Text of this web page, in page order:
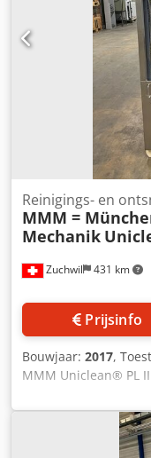
Zuchwil 431 km
Reinigings- en
MMM =
Mechanik
Prijsinfo
Bouwjaar: 2017,
MMM Uniclean® PL
desinfector (als
Productbeschrijving
éénkamerwas-/
opwerken van grote